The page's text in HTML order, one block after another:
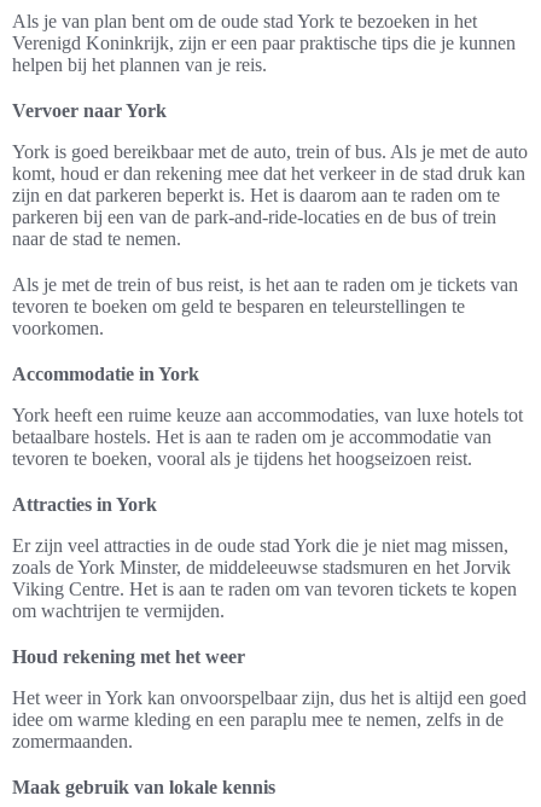
Als je van plan bent om de oude stad York te bezoeken in het
Verenigd Koninkrijk, zijn er een paar praktische tips die je kunnen
helpen bij het plannen van je reis.
Vervoer naar York
York is goed bereikbaar met de auto, trein of bus. Als je met de auto
komt, houd er dan rekening mee dat het verkeer in de stad druk kan
zijn en dat parkeren beperkt is. Het is daarom aan te raden om te
parkeren bij een van de park-and-ride-locaties en de bus of trein
naar de stad te nemen.
Als je met de trein of bus reist, is het aan te raden om je tickets van
tevoren te boeken om geld te besparen en teleurstellingen te
voorkomen.
Accommodatie in York
York heeft een ruime keuze aan accommodaties, van luxe hotels tot
betaalbare hostels. Het is aan te raden om je accommodatie van
tevoren te boeken, vooral als je tijdens het hoogseizoen reist.
Attracties in York
Er zijn veel attracties in de oude stad York die je niet mag missen,
zoals de York Minster, de middeleeuwse stadsmuren en het Jorvik
Viking Centre. Het is aan te raden om van tevoren tickets te kopen
om wachtrijen te vermijden.
Houd rekening met het weer
Het weer in York kan onvoorspelbaar zijn, dus het is altijd een goed
idee om warme kleding en een paraplu mee te nemen, zelfs in de
zomermaanden.
Maak gebruik van lokale kennis